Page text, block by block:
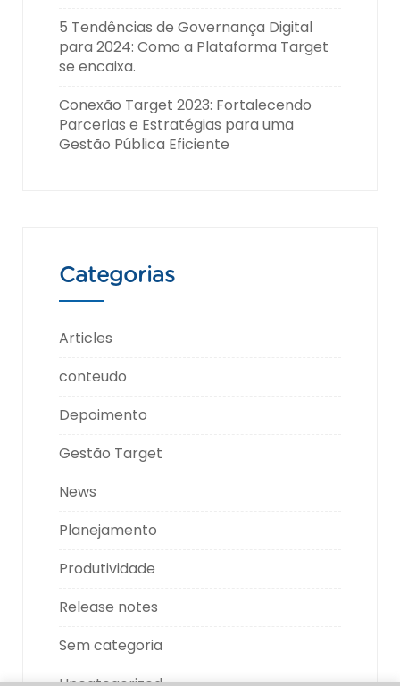
5 Tendências de Governança Digital
para 2024: Como a Plataforma Target
se encaixa.
Conexão Target 2023: Fortalecendo
Parcerias e Estratégias para uma
Gestão Pública Eficiente
Categorias
Articles
conteudo
Depoimento
Gestão Target
News
Planejamento
Produtividade
Release notes
Sem categoria